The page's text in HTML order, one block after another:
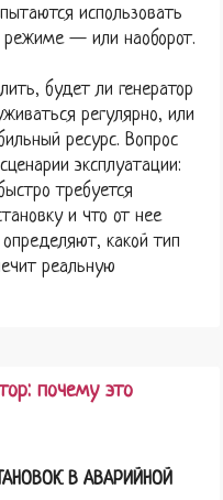
использовать
режиме — или наоборот.
будет ли генератор
регулярно, или
ресурс. Вопрос
эксплуатации:
требуется
и что от нее
какой тип
реальную
почему это
В АВАРИЙНОЙ